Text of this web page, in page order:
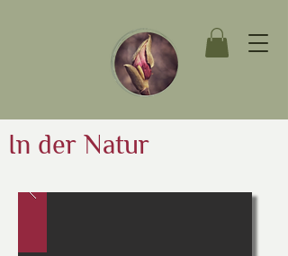
In der Natur